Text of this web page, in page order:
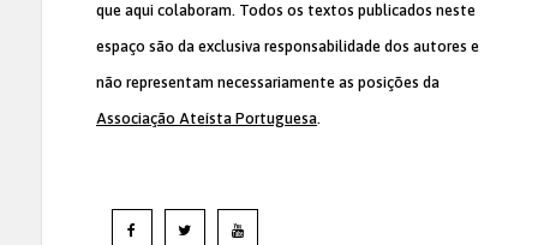
que aqui colaboram. Todos os textos publicados neste
espaço são da exclusiva responsabilidade dos autores e
não representam necessariamente as posições da
Associação Ateísta Portuguesa.